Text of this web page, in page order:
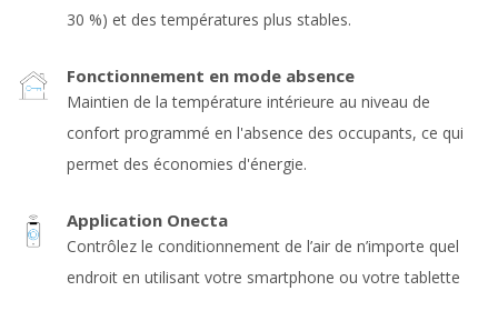
30 %) et des températures plus stables.
Fonctionnement en mode absence
Maintien de la température intérieure au niveau de
confort programmé en l'absence des occupants, ce qui
permet des économies d'énergie.
Application Onecta
Contrôlez le conditionnement de l’air de n’importe quel
endroit en utilisant votre smartphone ou votre tablette